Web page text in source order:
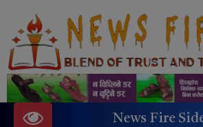
News Fire